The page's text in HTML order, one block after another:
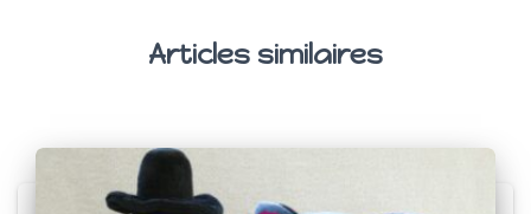
Articles similaires